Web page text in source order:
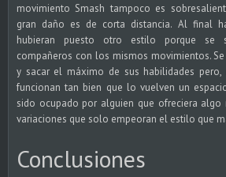
movimiento Smash tampoco es
gran daño es de corta distancia. Al final
hubieran puesto otro estilo porque se
compañeros con los mismos movimientos.
y sacar el máximo de sus habilidades pero,
funcionan tan bien que lo vuelven un
sido ocupado por alguien que ofreciera
variaciones que solo empeoran el estilo que
Conclusiones